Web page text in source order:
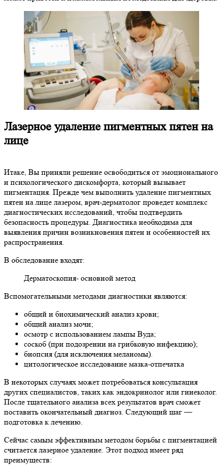
Лазерное удаление пигментных пятен на
лице
Итаке, Вы приняли решение освободиться от эмоционального
и психологического дискомфорта, который вызывает
пигментация. Прежде чем выполнить удаление пигментных
пятен на лице лазером, врач-дерматолог проведет комплекс
диагностических исследований, чтобы подтвердить
безопасность процедуры. Диагностика необходима для
выявления причин возникновения пятен и особенностей их
распространения.
В обследование входят:
Дерматоскопия- основной метод
Вспомогательными методами диагностики являются:
общий и биохимический анализ крови;
общий анализ мочи;
осмотр с использованием лампы Вуда;
соскоб (при подозрении на грибковую инфекцию);
биопсия (для исключения меланомы).
цитологическое исследование мазка-отпечатка
В некоторых случаях может потребоваться консультация
других специалистов, таких как эндокринолог или гинеколог.
После тщательного анализа всех результатов врач сможет
поставить окончательный диагноз. Следующий шаг —
подготовка к лечению.
Сейчас самым эффективным методом борьбы с пигментацией
считается лазерное удаление. Этот подход имеет ряд
преимуществ: